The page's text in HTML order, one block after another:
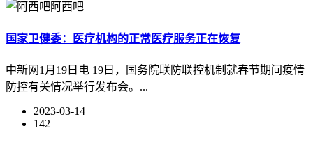
阿西吧
国家卫健委：医疗机构的正常医疗服务正在恢复
中新网1月19日电 19日，国务院联防联控机制就春节期间疫情
防控有关情况举行发布会。...
2023-03-14
142